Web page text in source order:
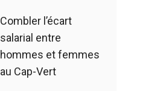
Combler l’écart
salarial entre
hommes et femmes
au Cap-Vert